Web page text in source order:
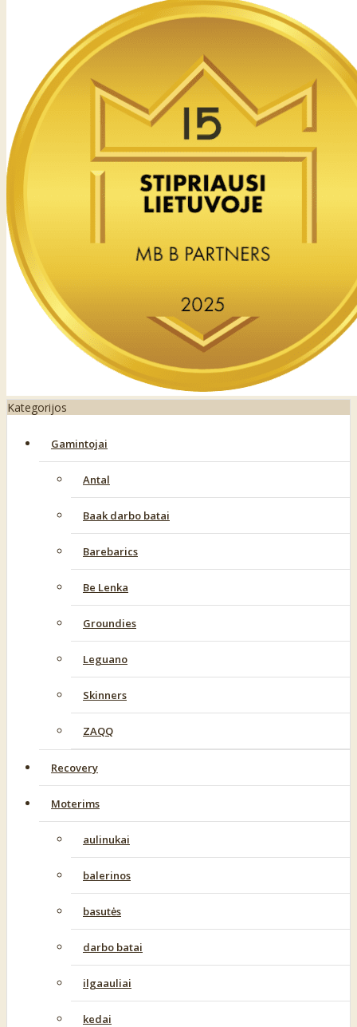
Kategorijos
Gamintojai
Antal
Baak darbo batai
Barebarics
Be Lenka
Groundies
Leguano
Skinners
ZAQQ
Recovery
Moterims
aulinukai
balerinos
basutės
darbo batai
ilgaauliai
kedai